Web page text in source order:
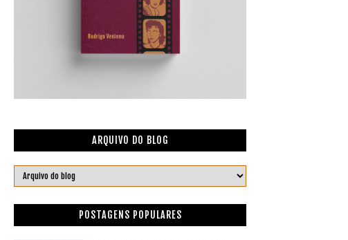
ARQUIVO DO BLOG
POSTAGENS POPULARES